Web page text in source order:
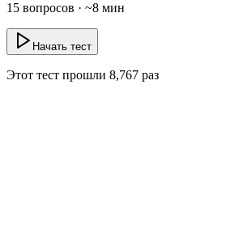
15 вопросов · ~8 мин
Начать тест
Этот тест прошли 8,767 раз